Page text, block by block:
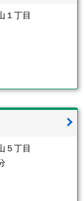
１丁目
５丁目